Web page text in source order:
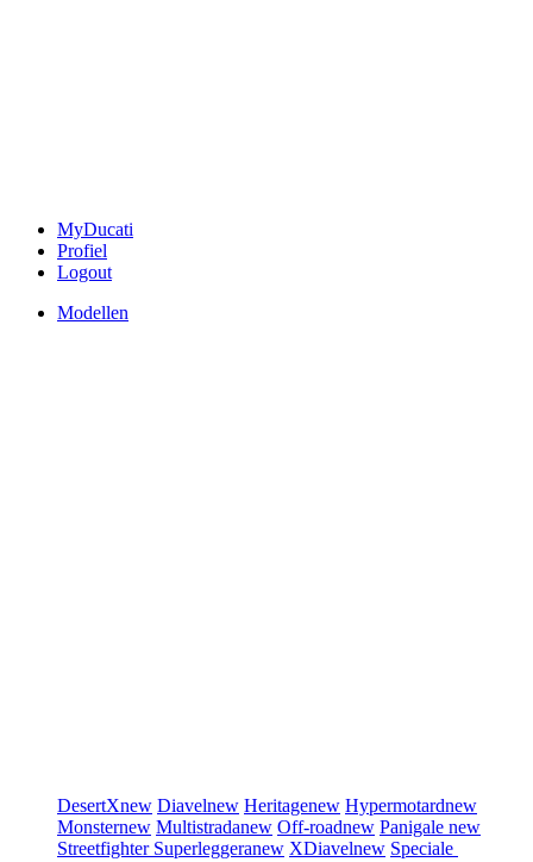
MyDucati
Profiel
Logout
Modellen
DesertXnew Diavelnew Heritagenew Hypermotardnew
Monsternew Multistradanew Off-roadnew Panigale new
Streetfighter Superleggeranew XDiavelnew Speciale